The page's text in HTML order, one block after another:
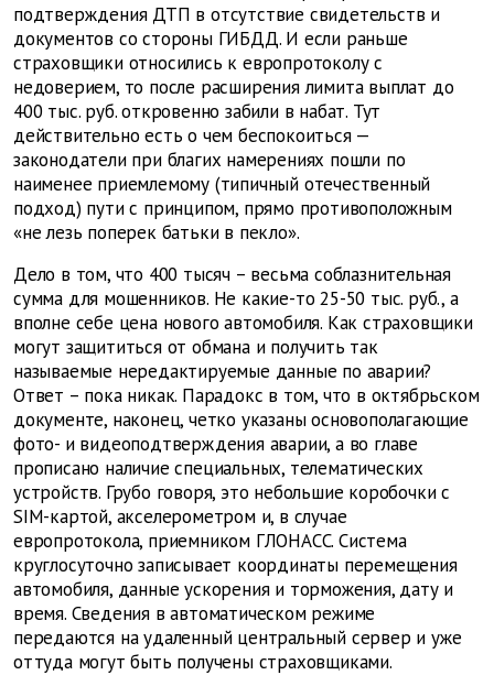
подтверждения ДТП в отсутствие свидетельств и
документов со стороны ГИБДД. И если раньше
страховщики относились к европротоколу с
недоверием, то после расширения лимита выплат до
400 тыс. руб. откровенно забили в набат. Тут
действительно есть о чем беспокоиться —
законодатели при благих намерениях пошли по
наименее приемлемому (типичный отечественный
подход) пути с принципом, прямо противоположным
«не лезь поперек батьки в пекло».
Дело в том, что 400 тысяч – весьма соблазнительная
сумма для мошенников. Не какие-то 25-50 тыс. руб., а
вполне себе цена нового автомобиля. Как страховщики
могут защититься от обмана и получить так
называемые нередактируемые данные по аварии?
Ответ – пока никак. Парадокс в том, что в октябрьском
документе, наконец, четко указаны основополагающие
фото- и видеоподтверждения аварии, а во главе
прописано наличие специальных, телематических
устройств. Грубо говоря, это небольшие коробочки с
SIM-картой, акселерометром и, в случае
европротокола, приемником ГЛОНАСС. Система
круглосуточно записывает координаты перемещения
автомобиля, данные ускорения и торможения, дату и
время. Сведения в автоматическом режиме
передаются на удаленный центральный сервер и уже
оттуда могут быть получены страховщиками.